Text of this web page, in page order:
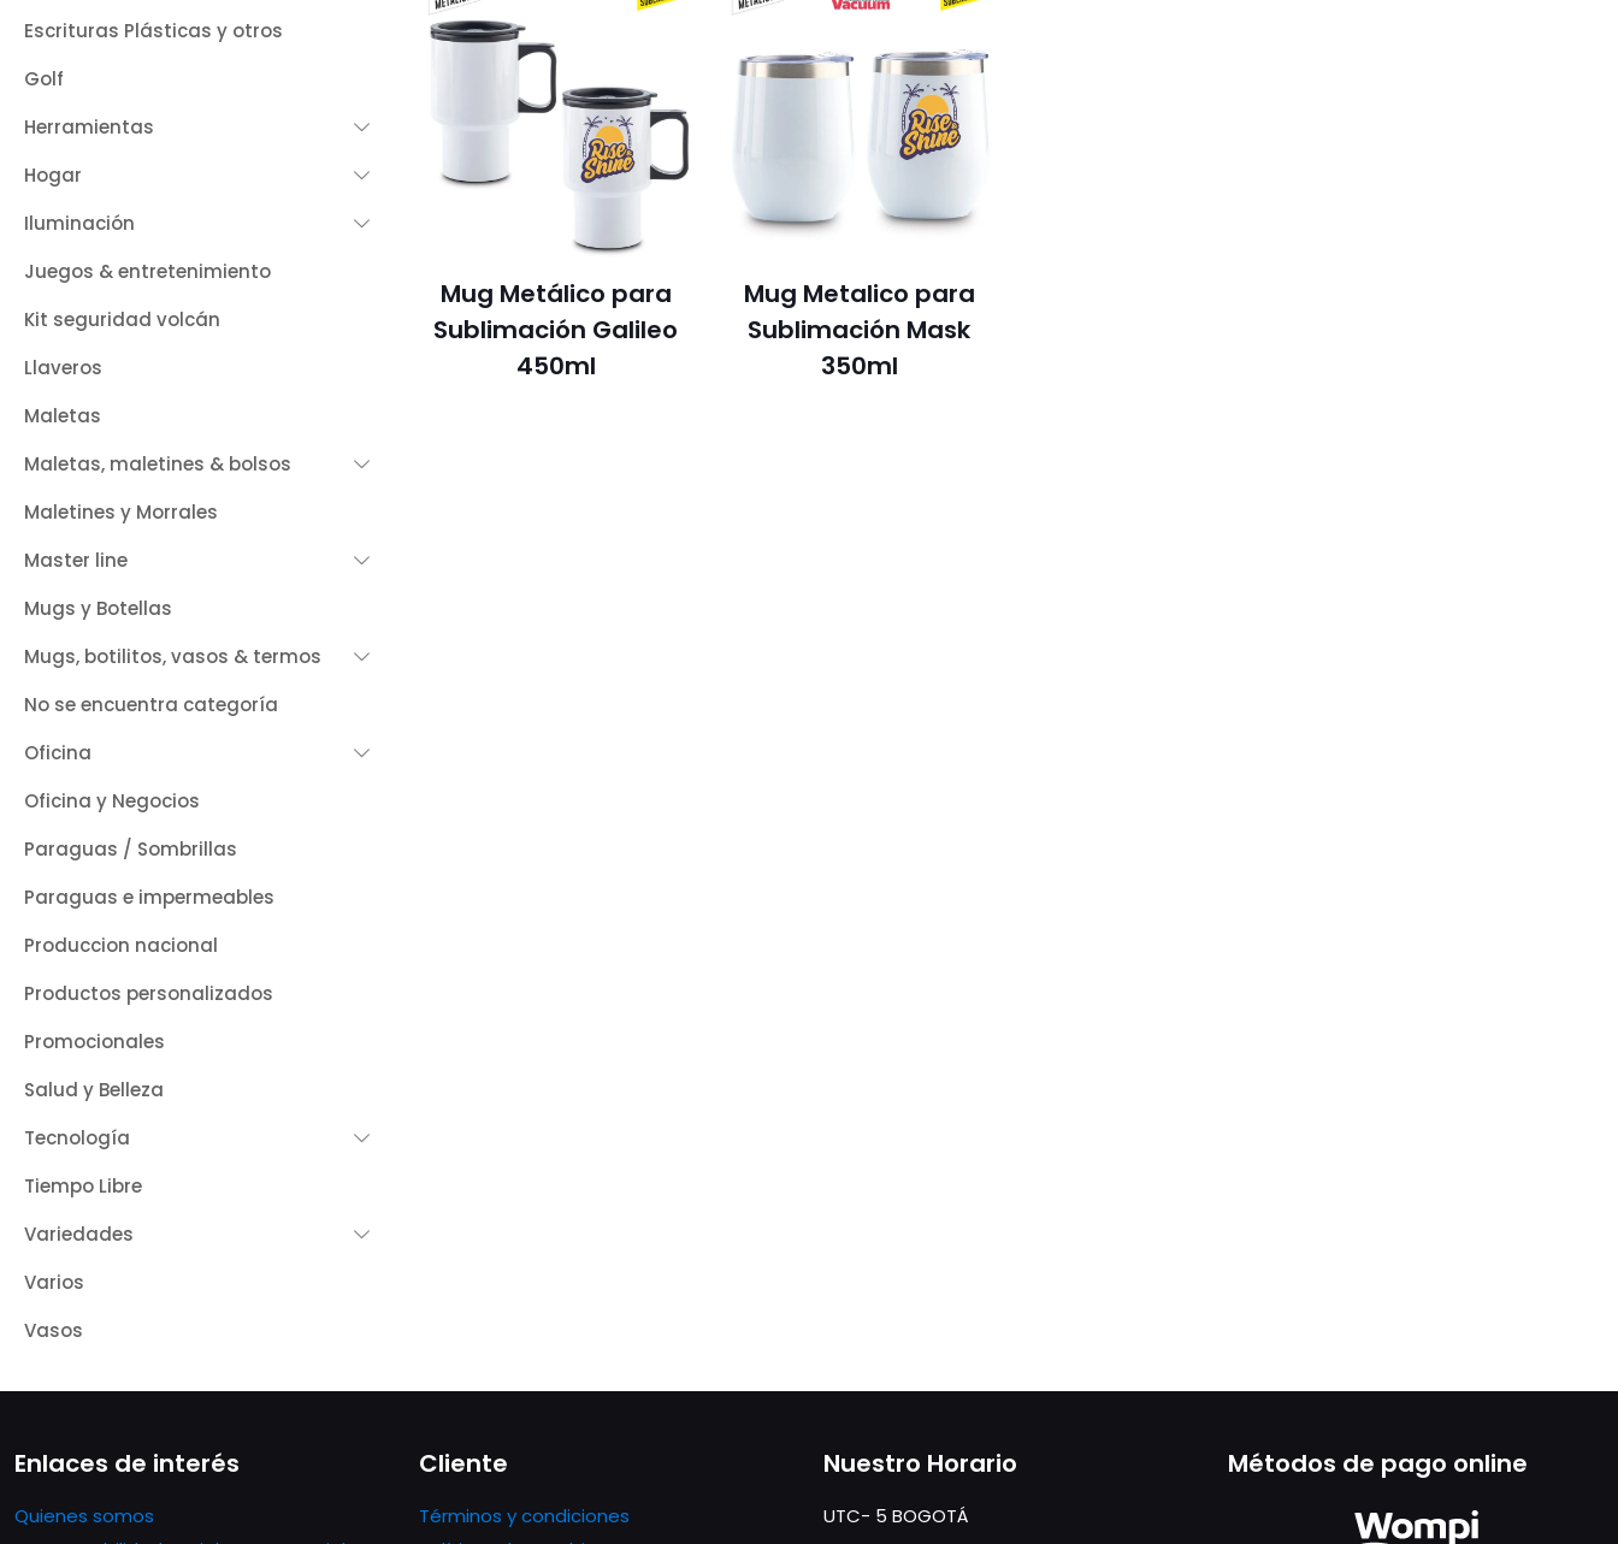
Mug Metálico para
Sublimación Galileo
450ml
Mug Metalico para
Sublimación Mask
350ml
Escrituras Plásticas y otros
Golf
Herramientas
Hogar
Iluminación
Juegos & entretenimiento
Kit seguridad volcán
Llaveros
Maletas
Maletas, maletines & bolsos
Maletines y Morrales
Master line
Mugs y Botellas
Mugs, botilitos, vasos & termos
No se encuentra categoría
Oficina
Oficina y Negocios
Paraguas / Sombrillas
Paraguas e impermeables
Produccion nacional
Productos personalizados
Promocionales
Salud y Belleza
Tecnología
Tiempo Libre
Variedades
Varios
Vasos
Enlaces de interés
Quienes somos
Cliente
Términos y condiciones
Nuestro Horario
UTC- 5 BOGOTÁ
Métodos de pago online